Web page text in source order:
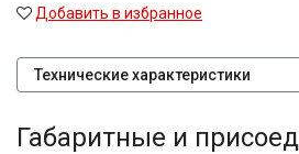
Добавить в избранное
Технические характеристики
Габаритные и